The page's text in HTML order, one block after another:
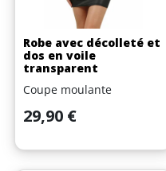
Robe avec décolleté et
dos en voile
transparent
Coupe moulante
Prix
29,90 €